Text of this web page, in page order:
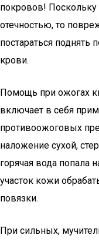
покровов! Поскольку
отечностью, то
постараться
крови.
Помощь при ожогах
включает в себя
противоожоговых
наложение сухой,
горячая вода попала
участок кожи
повязки.
При сильных,